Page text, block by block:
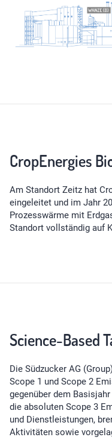
CropEnergies
Am Standort Zeitz hat
eingeleitet und im Jahr
Prozesswärme mit
Standort vollständig auf
Science-Based
Die Südzucker AG
Scope 1 und Scope 2
gegenüber dem
die absoluten Scope 3
und Dienstleistungen,
Aktivitäten sowie